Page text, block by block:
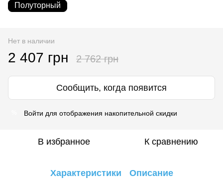
Полуторный
Нет в наличии
2 407 грн 2 762 грн
Сообщить, когда появится
Войти для отображения накопительной скидки
В избранное К сравнению
Характеристики Описание